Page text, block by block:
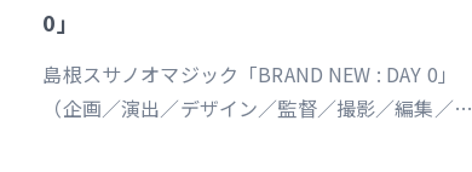
0」
島根スサノオマジック「BRAND NEW : DAY 0」
（企画／演出／デザイン／監督／撮影／編集／制